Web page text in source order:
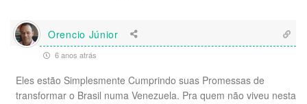
Orencio Júnior
6 anos atrás
Eles estão Simplesmente Cumprindo suas Promessas de
transformar o Brasil numa Venezuela. Pra quem não viveu nesta